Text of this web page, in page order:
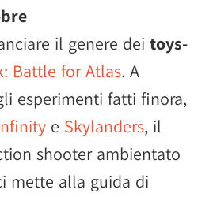
il genere dei toys-
Battle for Atlas. A
esperimenti fatti finora,
e Skylanders, il
shooter ambientato
mette alla guida di